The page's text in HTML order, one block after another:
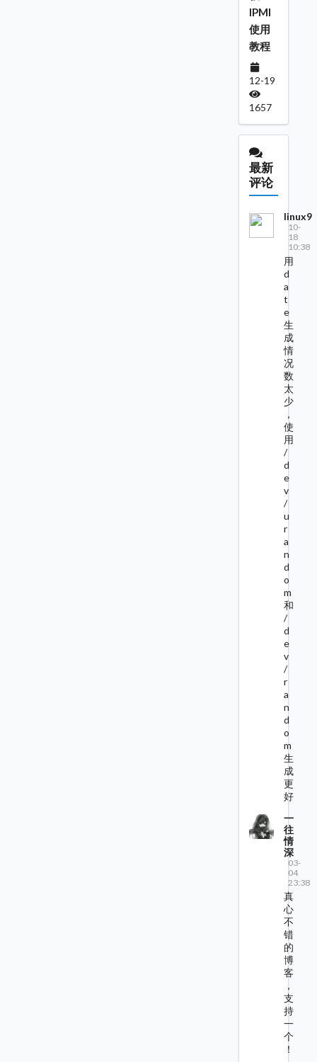
IPMI
使用
教程
12-19
1657
最新
评论
linux9
10-
18
10:38
用
d
a
t
e
生
成
情
况
数
太
少
，
使
用
/
d
e
v
/
u
r
a
n
d
o
m
和
/
d
e
v
/
r
a
n
d
o
m
生
成
更
好
一
往
情
深
03-
04
23:38
真
心
不
错
的
博
客
，
支
持
一
个
！